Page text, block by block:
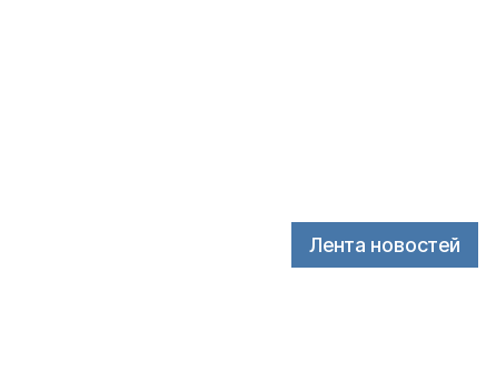
Лента новостей